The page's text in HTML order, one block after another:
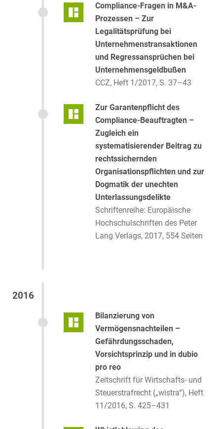
Compliance-Fragen in M&A-
Prozessen – Zur
Legalitätsprüfung bei
Unternehmenstransaktionen
und Regressansprüchen bei
Unternehmensgeldbußen
CCZ, Heft 1/2017, S. 37–43
Zur Garantenpflicht des
Compliance-Beauftragten –
Zugleich ein
systematisierender Beitrag zu
rechtssichernden
Organisationspflichten und zur
Dogmatik der unechten
Unterlassungsdelikte
Schriftenreihe: Europäische
Hochschulschriften des Peter
Lang Verlags, 2017, 554 Seiten
2016
Bilanzierung von
Vermögensnachteilen –
Gefährdungsschaden,
Vorsichtsprinzip und in dubio
pro reo
Zeitschrift für Wirtschafts- und
Steuerstrafrecht („wistra“), Heft
11/2016, S. 425–431